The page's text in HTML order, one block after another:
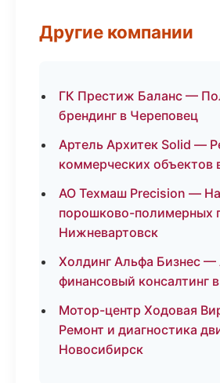
Другие компании
ГК Престиж Баланс —
брендинг в Череповец
Артель Архитек Solid —
коммерческих объектов
АО Техмаш Precision —
порошково-полимерных
Нижневартовск
Холдинг Альфа Бизнес —
финансовый консалтинг
Мотор-центр Ходовая
Ремонт и диагностика
Новосибирск